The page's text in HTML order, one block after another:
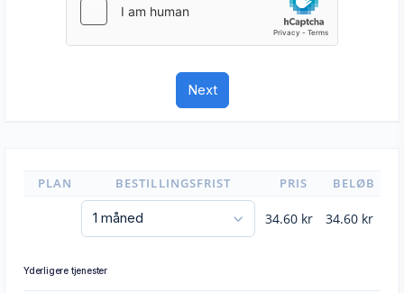
PLAN BESTILLINGSFRIST PRIS BELØB
34.60kr 34.60kr
Yderligere tjenester